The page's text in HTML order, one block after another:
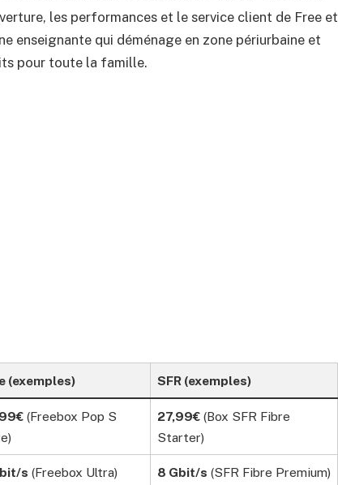
les performances et le service client de Free et
enseignante qui déménage en zone périurbaine et
pour toute la famille.
(exemples) SFR (exemples)
(Freebox Pop S
27,99€ (Box SFR Fibre
Starter)
s (Freebox Ultra) 8 Gbit/s (SFR Fibre Premium)